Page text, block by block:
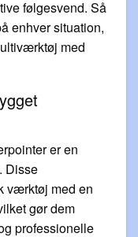
følgesvend. Så
enhver situation,
med
er en
Disse
værktøj med en
gør dem
professionelle